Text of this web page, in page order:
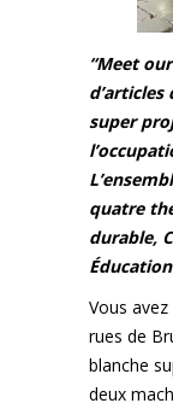
“Meet
super
quatre
durable,
Vous
rues de
blanche
deux